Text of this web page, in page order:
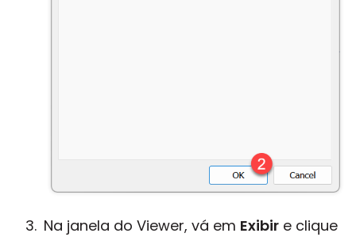
Na janela do Viewer, vá em Exibir e clique